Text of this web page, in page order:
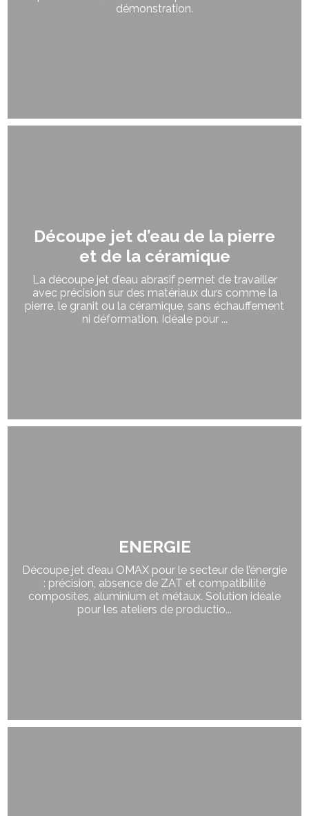
démonstration.
Découpe jet d’eau de la pierre
et de la céramique
La découpe jet d’eau abrasif permet de travailler
avec précision sur des matériaux durs comme la
pierre, le granit ou la céramique, sans échauffement
ni déformation. Idéale pour ...
ENERGIE
Découpe jet d’eau OMAX pour le secteur de l’énergie
: précision, absence de ZAT et compatibilité
composites, aluminium et métaux. Solution idéale
pour les ateliers de productio...